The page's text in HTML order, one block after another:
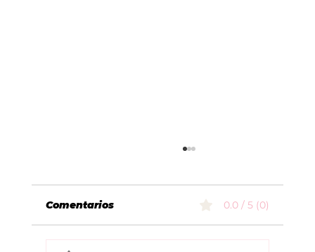
Comentarios 0.0 / 5 (0)